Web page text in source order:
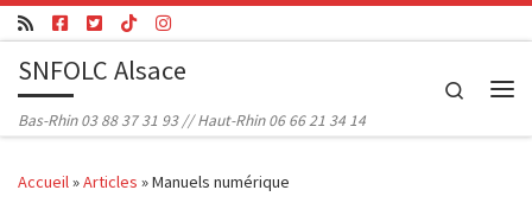
Passer au contenu
SNFOLC Alsace
Bas-Rhin 03 88 37 31 93 // Haut-Rhin 06 66 21 34 14
Search
Accueil»Articles »Manuels numérique